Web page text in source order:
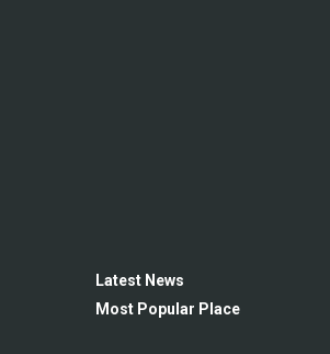
Latest News
Most Popular Place